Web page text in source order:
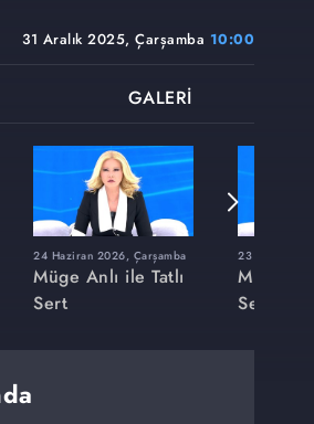
31 Aralık 2025, Çarşamba 10:00
GALERİ
24 Haziran 2026, Çarşamba
Müge Anlı ile Tatlı
Sert
23 Haziran
Müge
Sert